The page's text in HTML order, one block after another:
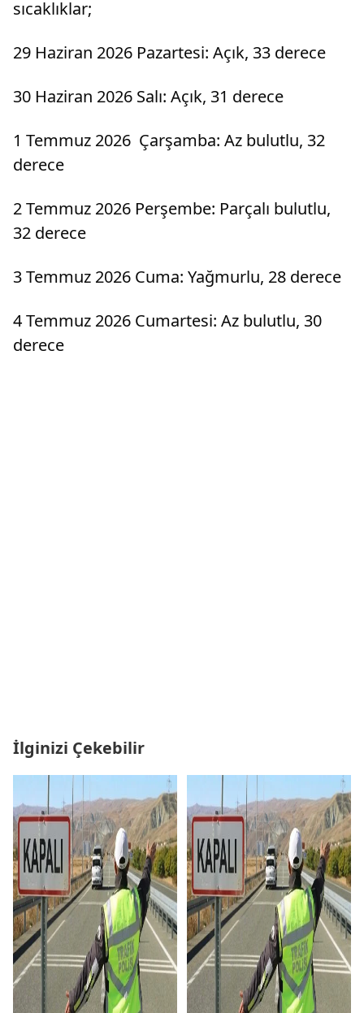
sıcaklıklar;
29 Haziran 2026 Pazartesi: Açık, 33 derece
30 Haziran 2026 Salı: Açık, 31 derece
1 Temmuz 2026 Çarşamba: Az bulutlu, 32
derece
2 Temmuz 2026 Perşembe: Parçalı bulutlu,
32 derece
3 Temmuz 2026 Cuma: Yağmurlu, 28 derece
4 Temmuz 2026 Cumartesi: Az bulutlu, 30
derece
İlginizi Çekebilir